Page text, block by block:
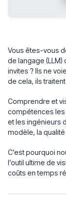
Vous êtes-vous
de langage
invites ? Ils ne
de cela, ils
Comprendre et
compétences les
et les ingénieurs
modèle, la
C’est pourquoi
l’outil ultime de
coûts en temps